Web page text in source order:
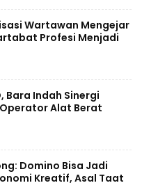
Wartawan Mengejar
Profesi Menjadi
Bara Indah Sinergi
Alat Berat
Domino Bisa Jadi
Kreatif, Asal Taat